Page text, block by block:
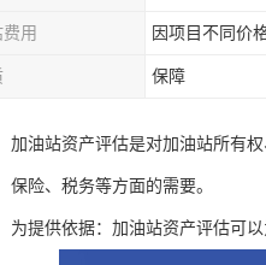
用 因项目不同价
保障
加油站资产评估是对加油站所有
保险、税务等方面的需要。
为提供依据：加油站资产评估可